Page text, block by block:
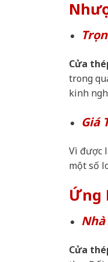
Cửa
trong
kinh
Giá
Vì được
một số
Ứng
Nhà
Cửa